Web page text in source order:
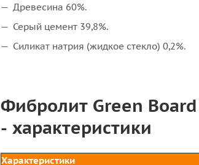
Древесина 60%.
Серый цемент 39,8%.
Силикат натрия (жидкое стекло) 0,2%.
Фибролит Green
- характеристики
Характеристики